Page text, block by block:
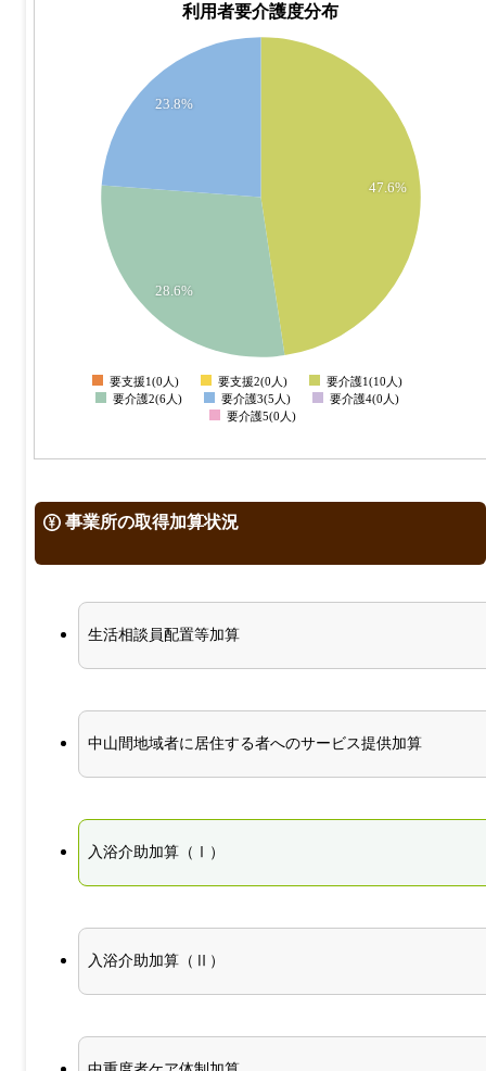
利用者要介護度分布
47.6%
28.6%
23.8%
0
要支援1(0人) 要支援2(0人)
要介護1(10人)
要介護2(6人)
要介護3(5人)
要介護4(0人)
要介護5(0人)
事業所の取得加算状況
生活相談員配置等加算
中山間地域者に居住する者へのサービス提供加算
入浴介助加算（Ⅰ）
入浴介助加算（Ⅱ）